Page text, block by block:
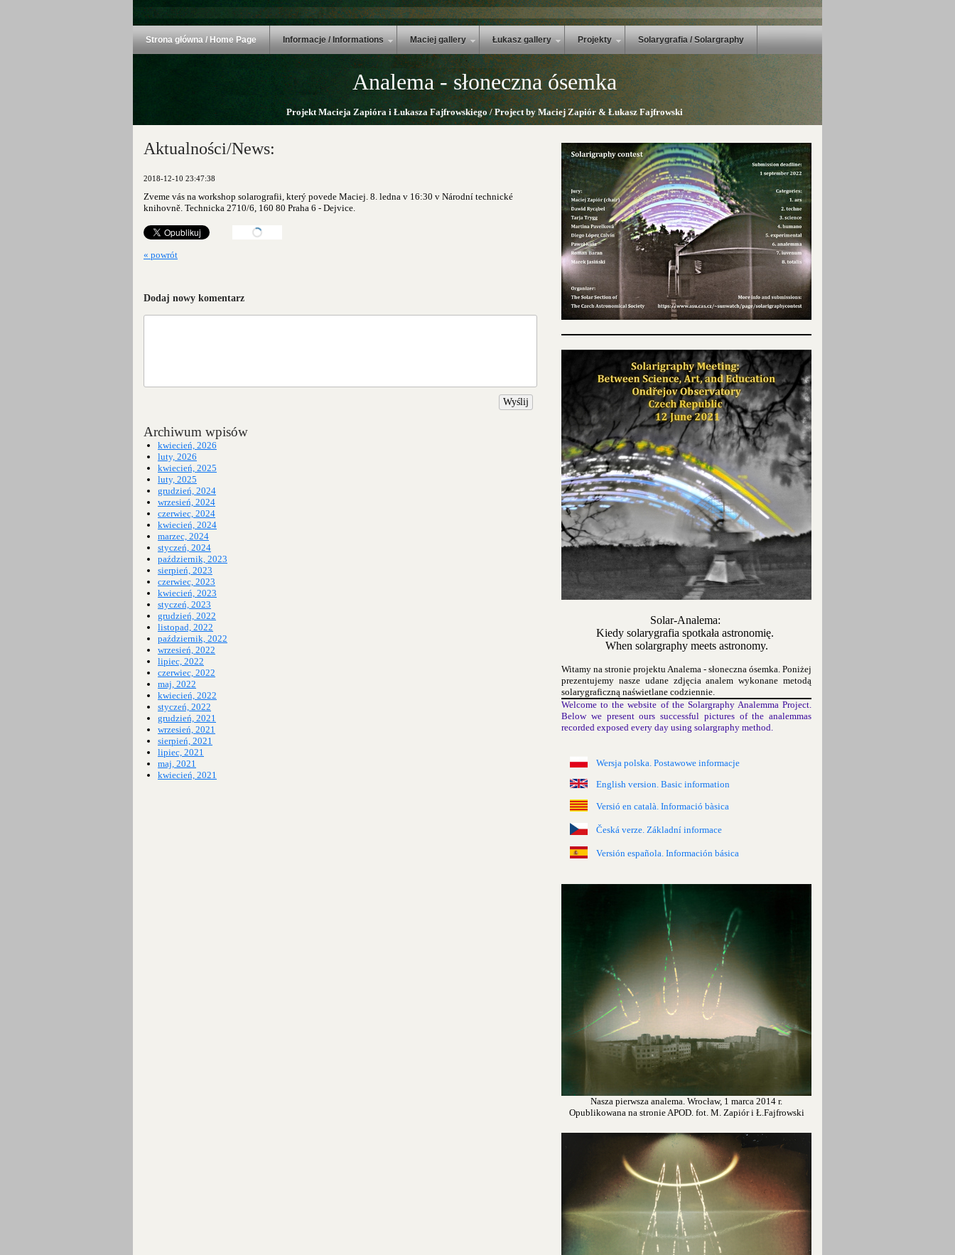
Strona główna / Home Page Informacje / Informations Maciej gallery Łukasz gallery Projekty Solarygrafia / Solargraphy
Analema - słoneczna ósemka
Projekt Macieja Zapióra i Łukasza Fajfrowskiego / Project by Maciej Zapiór & Łukasz Fajfrowski
Aktualności/News:
2018-12-10 23:47:38
Zveme vás na workshop solarografii, který povede Maciej. 8. ledna v 16:30 v Národní technické
knihovně. Technicka 2710/6, 160 80 Praha 6 - Dejvice.
« powrót
Dodaj nowy komentarz
Wyślij
Archiwum wpisów
kwiecień, 2026
luty, 2026
kwiecień, 2025
luty, 2025
grudzień, 2024
wrzesień, 2024
czerwiec, 2024
kwiecień, 2024
marzec, 2024
styczeń, 2024
październik, 2023
sierpień, 2023
czerwiec, 2023
kwiecień, 2023
styczeń, 2023
grudzień, 2022
listopad, 2022
październik, 2022
wrzesień, 2022
lipiec, 2022
czerwiec, 2022
maj, 2022
kwiecień, 2022
styczeń, 2022
grudzień, 2021
wrzesień, 2021
sierpień, 2021
lipiec, 2021
maj, 2021
kwiecień, 2021
Solar-Analema:
Kiedy solarygrafia spotkała astronomię.
When solargraphy meets astronomy.
Witamy na stronie projektu Analema - słoneczna ósemka. Poniżej
prezentujemy nasze udane zdjęcia analem wykonane metodą
solarygraficzną naświetlane codziennie.
Welcome to the website of the Solargraphy Analemma Project.
Below we present ours successful pictures of the analemmas
recorded exposed every day using solargraphy method.
Wersja polska. Postawowe informacje
English version. Basic information
Versió en català. Informació bàsica
Česká verze. Základní informace
Versión española. Información básica
Nasza pierwsza analema. Wrocław, 1 marca 2014 r.
Opublikowana na stronie APOD. fot. M. Zapiór i Ł.Fajfrowski